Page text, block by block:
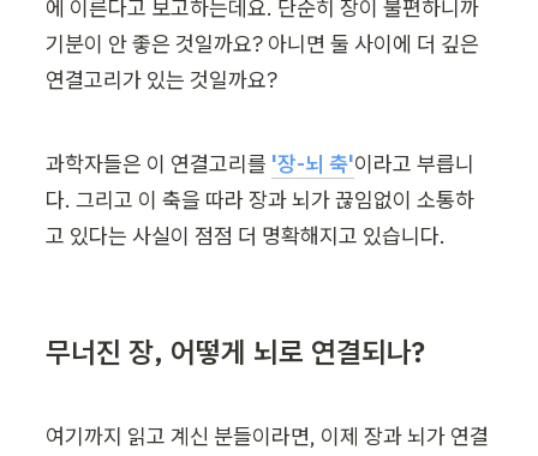
에 이른다고 보고하는데요. 단순히 장이 불편하니까
기분이 안 좋은 것일까요? 아니면 둘 사이에 더 깊은
연결고리가 있는 것일까요?
과학자들은 이 연결고리를 '장-뇌 축'이라고 부릅니
다. 그리고 이 축을 따라 장과 뇌가 끊임없이 소통하
고 있다는 사실이 점점 더 명확해지고 있습니다.
무너진 장, 어떻게 뇌로 연결되나?
여기까지 읽고 계신 분들이라면, 이제 장과 뇌가 연결